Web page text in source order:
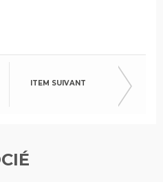
ITEM SUIVANT